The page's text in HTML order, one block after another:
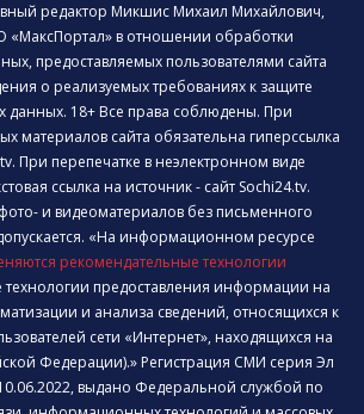
редактор Микшис Михаил Михайлович,
«МаксПортал» в отношении обработки
предоставляемых пользователями сайта
о реализуемых требованиях к защите
данных. 18+ Все права соблюдены. При
материалов сайта обязательна гиперссылка
При перепечатке в неэлектронном виде
ссылка на источник - сайт Sochi24.tv.
и видеоматериалов без письменного
«На информационном ресурсе
рекомендательные технологии
предоставления информации на
и анализа сведений, относящихся к
сети «Интернет», находящихся на
Федерации).» Регистрация СМИ серия Эл
выдано Федеральной службой по